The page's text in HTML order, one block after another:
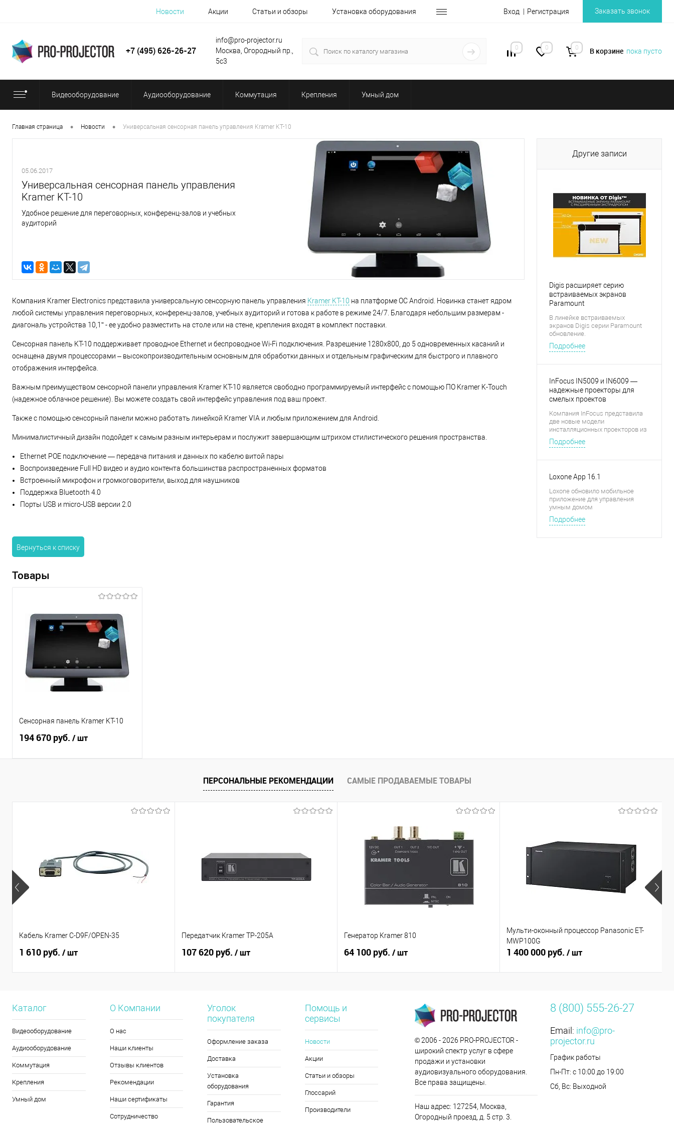
Новости Акции Статьи и обзоры Установка оборудования Вход Регистрация Заказать звонок
+7 (495) 626-26-27
info@pro-projector.ru
Москва, Огородный пр.,
5с3
0 0 0 В корзине пока пусто
Видеооборудование Аудиооборудование Коммутация Крепления Умный дом
Главная страница • Новости • Универсальная сенсорная панель управления Kramer KT-10
05.06.2017
Универсальная сенсорная панель управления
Kramer KT-10
Удобное решение для переговорных, конференц-залов и учебных
аудиторий
Компания Kramer Electronics представила универсальную сенсорную панель управления Kramer KT-10 на платформе ОС Android. Новинка станет ядром
любой системы управления переговорных, конференц-залов, учебных аудиторий и готова к работе в режиме 24/7. Благодаря небольшим размерам -
диагональ устройства 10,1” - ее удобно разместить на столе или на стене, крепления входят в комплект поставки.
Сенсорная панель KT-10 поддерживает проводное Ethernet и беспроводное Wi-Fi подключения. Разрешение 1280х800, до 5 одновременных касаний и
оснащена двумя процессорами – высокопроизводительным основным для обработки данных и отдельным графическим для быстрого и плавного
отображения интерфейса.
Важным преимуществом сенсорной панели управления Kramer KT-10 является свободно программируемый интерфейс с помощью ПО Kramer K-Touch
(надежное облачное решение). Вы можете создать свой интерфейс управления под ваш проект.
Также с помощью сенсорный панели можно работать линейкой Kramer VIA и любым приложением для Android.
Минималистичный дизайн подойдет к самым разным интерьерам и послужит завершающим штрихом стилистического решения пространства.
Ethernet POE подключение — передача питания и данных по кабелю витой пары
Воспроизведение Full HD видео и аудио контента большинства распространенных форматов
Встроенный микрофон и громкоговорители, выход для наушников
Поддержка Bluetooth 4.0
Порты USB и micro-USB версии 2.0
Вернуться к списку
Другие записи
Digis расширяет серию
встраиваемых экранов
Paramount
В линейке встраиваемых
экранов Digis серии Paramount
обновление.
Подробнее
InFocus IN5009 и IN6009 —
надежные проекторы для
смелых проектов
Компания InFocus представила
две новые модели
инсталляционных проекторов из
линейки Quantum Laser
Подробнее
Loxone App 16.1
Loxone обновило мобильное
приложение для управления
умным домом
Подробнее
Товары
Сенсорная панель Kramer KT-10
194 670 руб. / шт
Купить в 1 клик
Сравнение
ПЕРСОНАЛЬНЫЕ РЕКОМЕНДАЦИИ САМЫЕ ПРОДАВАЕМЫЕ ТОВАРЫ
Кабель Kramer C-D9F/OPEN-35
1 610 руб. / шт
Передатчик Kramer TP-205A
107 620 руб. / шт
Генератор Kramer 810
64 100 руб. / шт
Мульти-оконный процессор Panasonic ET-
MWP100G
1 400 000 руб. / шт
Каталог
Видеооборудование
Аудиооборудование
Коммутация
Крепления
Умный дом
О Компании
О нас
Наши клиенты
Отзывы клиентов
Рекомендации
Наши сертификаты
Сотрудничество
Уголок
покупателя
Оформление заказа
Доставка
Установка
оборудования
Гарантия
Пользовательское
Помощь и
сервисы
Новости
Акции
Статьи и обзоры
Глоссарий
Производители
© 2006 - 2026 PRO-PROJECTOR -
широкий спектр услуг в сфере
продажи и установки
аудиовизуального оборудования.
Все права защищены.
Наш адрес: 127254, Москва,
Огородный проезд, д. 5 стр. 3.
8 (800) 555-26-27
Email: info@pro-
projector.ru
График работы
Пн-Пт: с 10:00 до 19:00
Сб, Вс: Выходной